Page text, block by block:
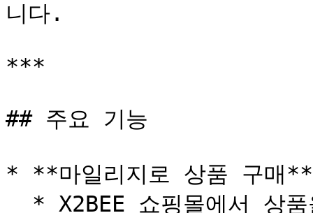
니다.
***
## 주요 기능
* **마일리지로 상품 구매**